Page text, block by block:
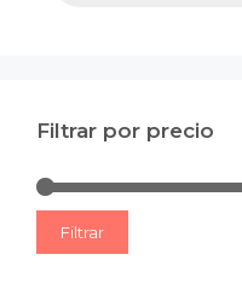
Filtrar por precio
Filtrar